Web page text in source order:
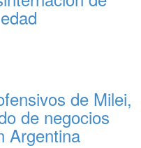
de Milei,
de negocios
Argentina